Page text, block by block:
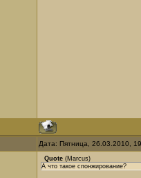
Дата: Пятница, 26.03.2010,
Quote (Marcus)
А что такое спонжирование?